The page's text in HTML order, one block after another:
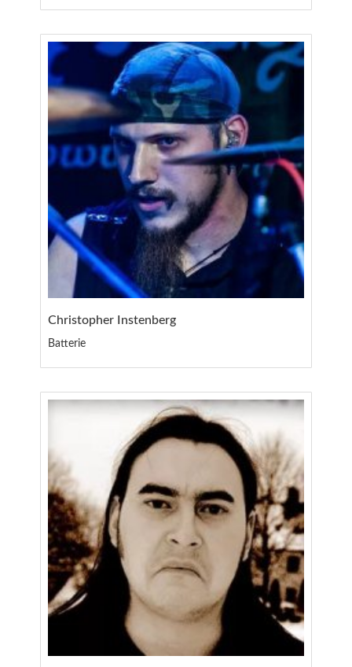
Christopher Instenberg
Batterie